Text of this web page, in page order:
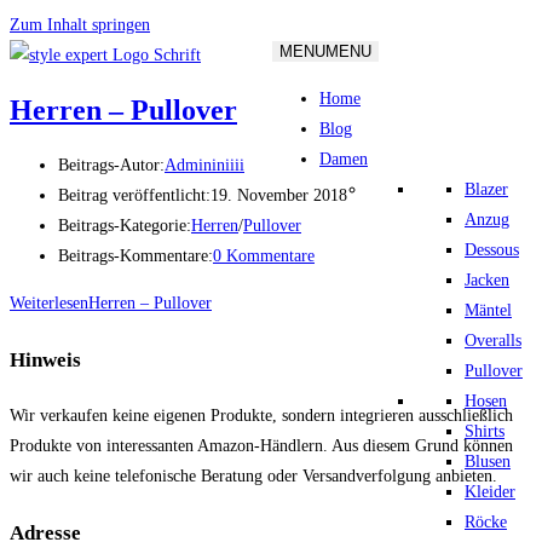
Zum Inhalt springen
MENUMENU
Home
Blog
Damen
Blazer
Anzug
Dessous
Jacken
Mäntel
Overalls
Pullover
Hosen
Shirts
Blusen
Kleider
Röcke
Herren – Pullover
Beitrags-Autor:Admininiiii
Beitrag veröffentlicht:19. November 2018
Beitrags-Kategorie:Herren/Pullover
Beitrags-Kommentare:0 Kommentare
WeiterlesenHerren – Pullover
Hinweis
Wir verkaufen keine eigenen Produkte, sondern integrieren ausschließlich
Produkte von interessanten Amazon-Händlern. Aus diesem Grund können
wir auch keine telefonische Beratung oder Versandverfolgung anbieten.
Adresse